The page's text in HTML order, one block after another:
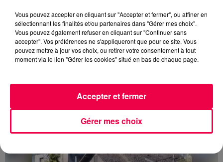
3 août 2026
PRÉVIFEUX : "il faut avoir une culture du risque"
dans les Vosges
Vous pouvez accepter en cliquant sur "Accepter et fermer", ou affiner en
sélectionnant les finalités et/ou partenaires dans "Gérer mes choix".
Vous pouvez également refuser en cliquant sur "Continuer sans
accepter". Vos préférences ne s'appliqueront que pour ce site. Vous
pouvez mettre à jour vos choix, ou retirer votre consentement à tout
moment via le lien "Gérer les cookies" situé en bas de chaque page.
Gérer mes choix
Accepter et fermer